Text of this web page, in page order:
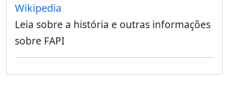
Wikipedia
Leia sobre a história e outras informações
sobre FAPI